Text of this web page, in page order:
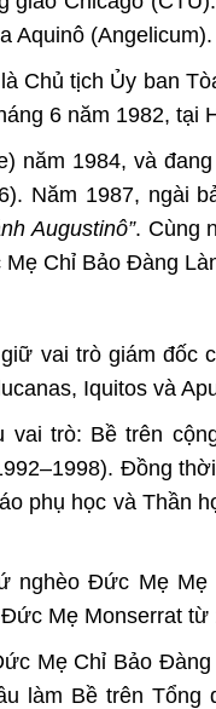
Aquinô (Angelicum).
Chủ tịch Ủy ban
6 năm 1982, tại
năm 1984, và
Năm 1987, ngài
Augustinô”. Cùng
Chỉ Bảo Đàng
vai trò giám đốc
Iquitos và
trò: Bề trên
Đồng
phụ học và Thần
nghèo Đức Mẹ
Mẹ Monserrat từ
Mẹ Chỉ Bảo
làm Bề trên